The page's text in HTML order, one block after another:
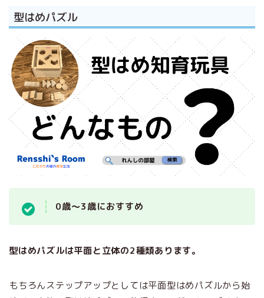
型はめパズル
0歳～3歳におすすめ
型はめパズルは平面と立体の2種類あります。
もちろんステップアップとしては平面型はめパズルから始